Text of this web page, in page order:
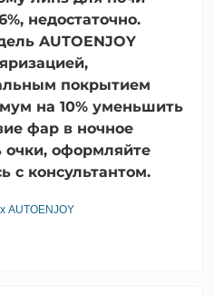
недостаточно.
AUTOENJOY
покрытием
на 10% уменьшить
фар в ночное
очки, оформляйте
с консультантом.
AUTOENJOY